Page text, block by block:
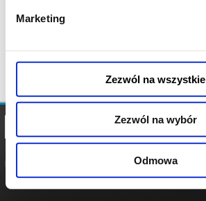
Marketing
Zezwól na wszystkie
Zezwól na wybór
Odmowa
POLITYKA